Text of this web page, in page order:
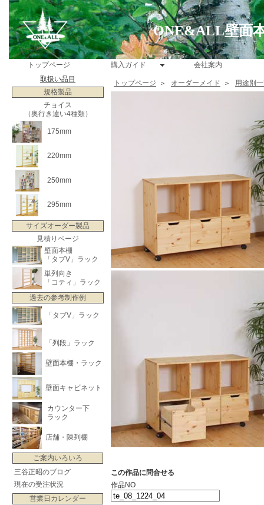
ONE&ALL壁面
トップページ 購入ガイド
会社案内
取扱い品目
規格製品
チョイス
（奥行き違い4種類）
175mm
220mm
250mm
295mm
サイズオーダー製品
見積りページ
壁面本棚
「タブV」ラック
単列向き
「コティ」ラック
過去の参考制作例
「タブV」ラック
「列段」ラック
壁面本棚・ラック
壁面キャビネット
カウンター下
ラック
店舗・陳列棚
ご案内いろいろ
三谷正昭のブログ
現在の受注状況
営業日カレンダー
トップページ ＞ オーダーメイド ＞ 用途別
この作品に問合せる
作品NO